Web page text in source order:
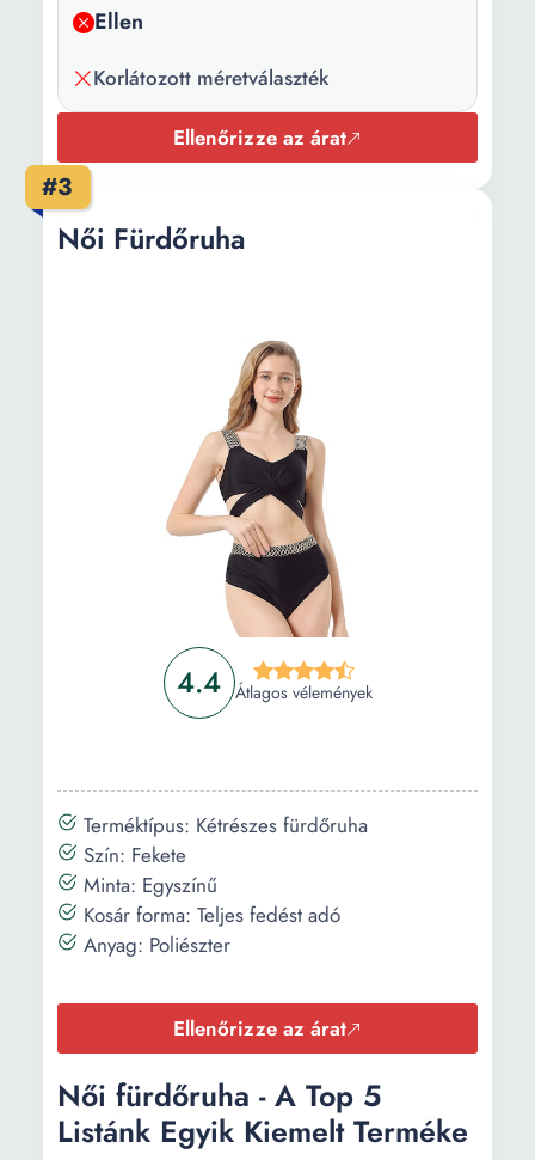
Bikini típusa:
Külső anyag:
Polieszter elasztan
Ellen
Korlátozott méretválaszték
Ellenőrizze az árat
#3
4.4 Átlagos vélemények
Női Fürdőruha
Terméktípus: Kétrészes fürdőruha
Szín: Fekete
Minta: Egyszínű
Kosár forma: Teljes fedést adó
Anyag: Poliészter
Ellenőrizze az árat
Női fürdőruha - A Top 5
Listánk Egyik Kiemelt Terméke